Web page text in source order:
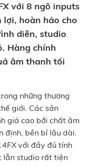
với 8 ngõ inputs
lợi, hoàn hảo cho
diễn, studio
Hàng chính
âm thanh tối
những thương
giới. Các sản
giá cao bởi chất âm
định, bền bỉ lâu dài.
với đầy đủ tính
lẫn studio rất tiện